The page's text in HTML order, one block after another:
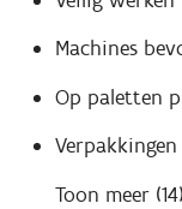
Machines
Op paletten
Toon meer (14)